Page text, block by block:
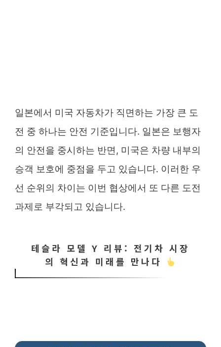
일본에서 미국 자동차가 직면하는 가장 큰 도
전 중 하나는 안전 기준입니다. 일본은 보행자
의 안전을 중시하는 반면, 미국은 차량 내부의
승객 보호에 중점을 두고 있습니다. 이러한 우
선 순위의 차이는 이번 협상에서 또 다른 도전
과제로 부각되고 있습니다.
테슬라 모델 Y 리뷰: 전기차 시장
의 혁신과 미래를 만나다